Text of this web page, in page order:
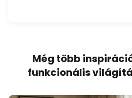
Még több
funkcionális